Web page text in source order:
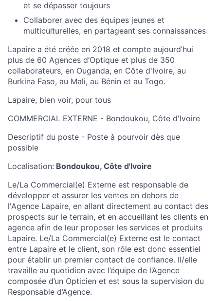
et se dépasser toujours
Collaborer avec des équipes jeunes et
multiculturelles, en partageant ses connaissances
Lapaire a été créée en 2018 et compte aujourd’hui
plus de 60 Agences d’Optique et plus de 350
collaborateurs, en Ouganda, en Côte d'Ivoire, au
Burkina Faso, au Mali, au Bénin et au Togo.
Lapaire, bien voir, pour tous
COMMERCIAL EXTERNE - Bondoukou, Côte d'Ivoire
Descriptif du poste - Poste à pourvoir dès que
possible
Localisation: Bondoukou, Côte d'Ivoire
Le/La Commercial(e) Externe est responsable de
développer et assurer les ventes en dehors de
l'Agence Lapaire, en allant directement au contact des
prospects sur le terrain, et en accueillant les clients en
agence afin de leur proposer les services et produits
Lapaire. Le/La Commercial(e) Externe est le contact
entre Lapaire et le client, son rôle est donc essentiel
pour établir un premier contact de confiance. Il/elle
travaille au quotidien avec l’équipe de l’Agence
composée d’un Opticien et est sous la supervision du
Responsable d’Agence.